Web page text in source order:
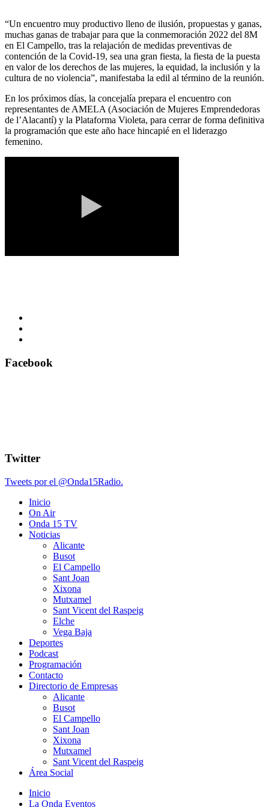
“Un encuentro muy productivo lleno de ilusión, propuestas y ganas,
muchas ganas de trabajar para que la conmemoración 2022 del 8M
en El Campello, tras la relajación de medidas preventivas de
contención de la Covid-19, sea una gran fiesta, la fiesta de la puesta
en valor de los derechos de las mujeres, la equidad, la inclusión y la
cultura de no violencia”, manifestaba la edil al término de la reunión.
En los próximos días, la concejalía prepara el encuentro con
representantes de AMELA (Asociación de Mujeres Emprendedoras
de l’Alacantí) y la Plataforma Violeta, para cerrar de forma definitiva
la programación que este año hace hincapié en el liderazgo
femenino.
Facebook
Twitter
Tweets por el @Onda15Radio.
Inicio
On Air
Onda 15 TV
Noticias
Alicante
Busot
El Campello
Sant Joan
Xixona
Mutxamel
Sant Vicent del Raspeig
Elche
Vega Baja
Deportes
Podcast
Programación
Contacto
Directorio de Empresas
Alicante
Busot
El Campello
Sant Joan
Xixona
Mutxamel
Sant Vicent del Raspeig
Área Social
Inicio
La Onda Eventos